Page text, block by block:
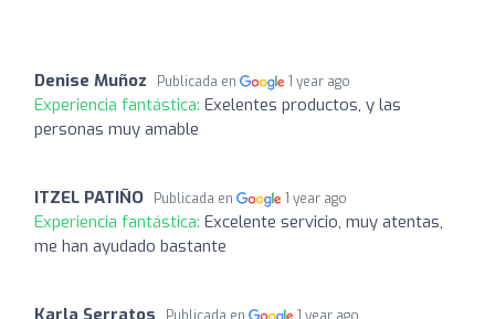
Denise Muñoz Publicada en 1 year ago
Experiencia fantástica: Exelentes productos, y las
personas muy amable
ITZEL PATIÑO Publicada en 1 year ago
Experiencia fantástica: Excelente servicio, muy atentas,
me han ayudado bastante
Karla Serratos Publicada en 1 year ago